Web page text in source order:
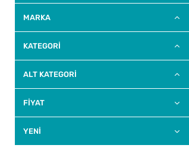
MARKA
KATEGORİ
ALT KATEGORI
FİYAT
YENI